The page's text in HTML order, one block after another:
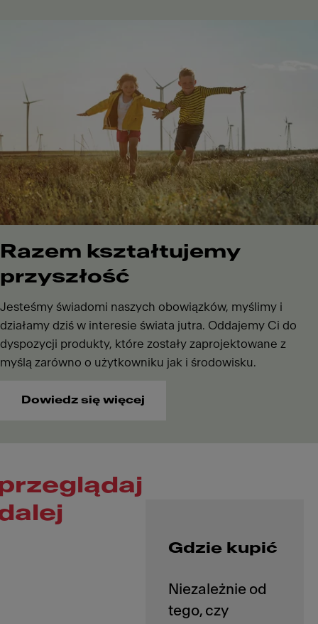
Razem kształtujemy
przyszłość
Jesteśmy świadomi naszych obowiązków, myślimy i
działamy dziś w interesie świata jutra. Oddajemy Ci do
dyspozycji produkty, które zostały zaprojektowane z
myślą zarówno o użytkowniku jak i środowisku.
Dowiedz się więcej
Gdzie kupić
Niezależnie od
tego, czy